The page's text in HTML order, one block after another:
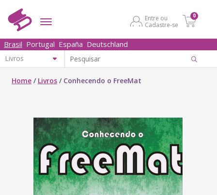
Entre ou
Cadastre-se
0
Brasil Portugal España Deutschland
Home / Livros / Conhecendo o FreeMat